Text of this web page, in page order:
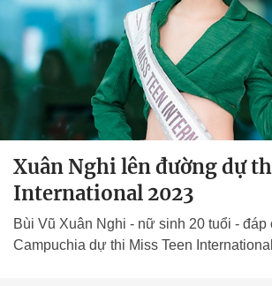
Xuân Nghi lên đường dự
International 2023
Bùi Vũ Xuân Nghi - nữ sinh 20 tuổi - đáp
Campuchia dự thi Miss Teen